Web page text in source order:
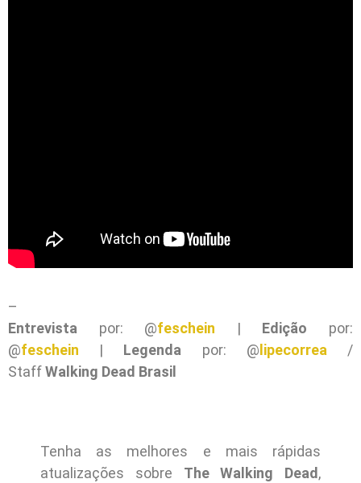
–
Entrevista por: @feschein | Edição por:
@feschein | Legenda por: @ lipecorrea /
StaffWalking Dead Brasil
Tenha as melhores e mais rápidas
atualizações sobre The Walking Dead ,